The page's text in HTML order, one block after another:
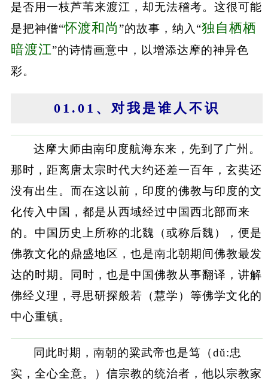
是否用一枝芦苇来渡江，却无法稽考。这很可能
是把神僧“怀渡和尚”的故事，纳入“独自栖栖
暗渡江”的诗情画意中，以增添达摩的神异色
彩。
01.01、对我是谁人不识
达摩大师由南印度航海东来，先到了广州。
那时，距离唐太宗时代大约还差一百年，玄奘还
没有出生。而在这以前，印度的佛教与印度的文
化传入中国，都是从西域经过中国西北部而来
的。中国历史上所称的北魏（或称后魏），便是
佛教文化的鼎盛地区，也是南北朝期间佛教最发
达的时期。同时，也是中国佛教从事翻译，讲解
佛经义理，寻思研探般若（慧学）等佛学文化的
中心重镇。
同此时期，南朝的粱武帝也是笃（dǔ:忠
实，全心全意。）信宗教的统治者，他以宗教家